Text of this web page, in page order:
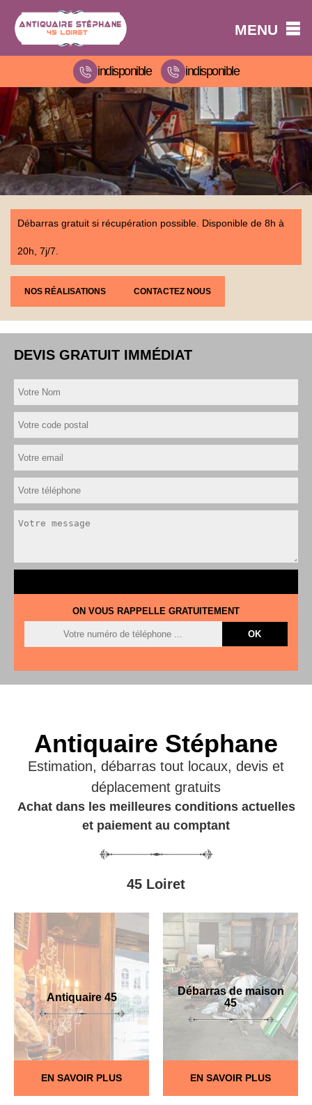
MENU
indisponible indisponible
Débarras gratuit si récupération possible. Disponible de 8h à
20h, 7j/7.
NOS RÉALISATIONS CONTACTEZ NOUS
DEVIS GRATUIT IMMÉDIAT
ON VOUS RAPPELLE GRATUITEMENT
Antiquaire Stéphane
Estimation, débarras tout locaux, devis et
déplacement gratuits
Achat dans les meilleures conditions actuelles
et paiement au comptant
45 Loiret
Antiquaire 45
EN SAVOIR PLUS
Débarras de maison
45
EN SAVOIR PLUS